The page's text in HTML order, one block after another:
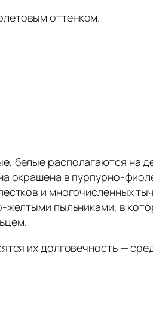
оттенком.
белые располагаются на
окрашена в пурпурно-
и многочисленных
пыльниками, в
их долговечность —